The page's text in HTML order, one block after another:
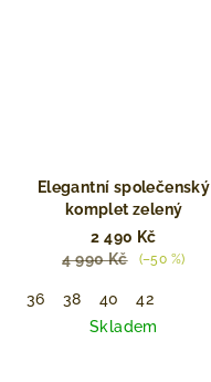
Elegantní společenský
komplet zelený
2 490 Kč
4 990 Kč
(–50 %)
36 38 40
42
Skladem